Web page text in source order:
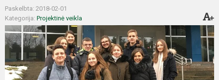
Paskelbta: 2018-02-01
Kategorija: Projektinė veikla